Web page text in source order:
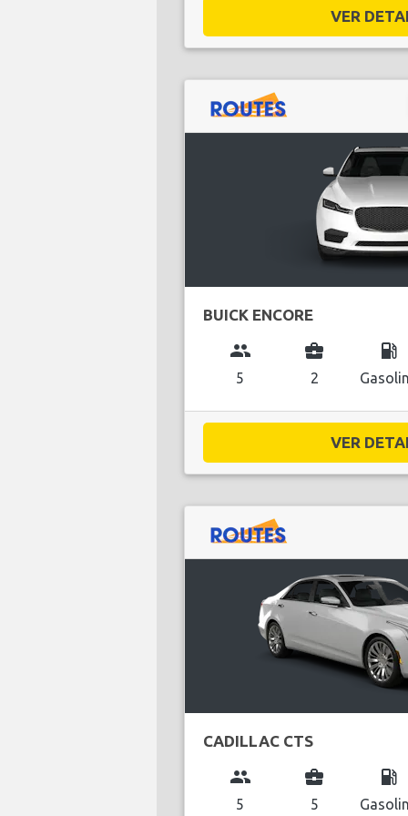
VER
BUICK ENCORE
group
5
business_center
2
local_gas_station
VER
CADILLAC CTS
group
5
business_center
5
local_gas_station